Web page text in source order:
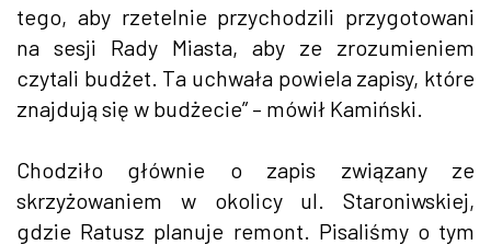
tego, aby rzetelnie przychodzili przygotowani
na sesji Rady Miasta, aby ze zrozumieniem
czytali budżet. Ta uchwała powiela zapisy, które
znajdują się w budżecie” – mówił Kamiński.
Chodziło głównie o zapis związany ze
skrzyżowaniem w okolicy ul. Staroniwskiej,
gdzie Ratusz planuje remont. Pisaliśmy o tym